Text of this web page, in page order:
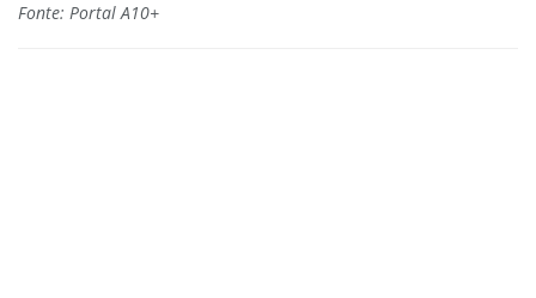
Fonte: Portal A10+